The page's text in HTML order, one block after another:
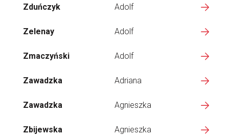
Zduńczyk Adolf
Zelenay Adolf
Zmaczyński Adolf
Zawadzka Adriana
Zawadzka Agnieszka
Zbijewska Agnieszka